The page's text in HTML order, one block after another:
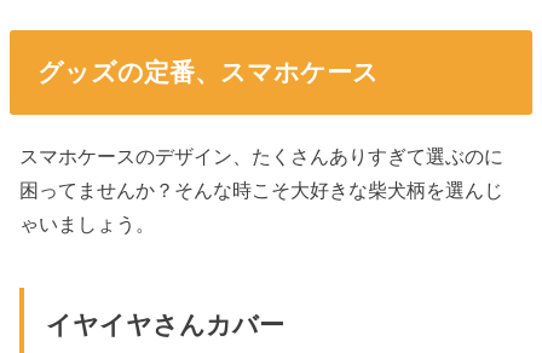
グッズの定番、スマホケース
スマホケースのデザイン、たくさんありすぎて選ぶのに
困ってませんか？そんな時こそ大好きな柴犬柄を選んじ
ゃいましょう。
イヤイヤさんカバー